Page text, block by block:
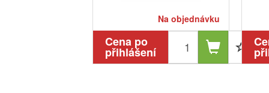
Na objednávku
Cena po
přihlášení